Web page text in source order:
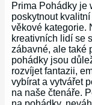
Prima Pohádky je
poskytnout
věkové kategorie.
kreativních lidí se
zábavné, ale také
pohádky jsou
rozvíjet fantazii,
vybírat a vytvářet
na naše čtenáře.